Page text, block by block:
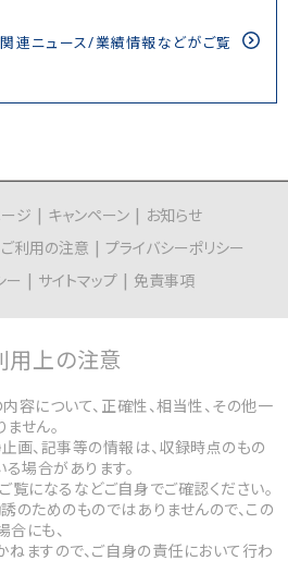
連ニュース/業績情報などがご覧
ジ キャンペーン
お知らせ
ご利用の注意
プライバシーポリシー
ー
サイトマップ 免責事項
用上の注意
容について、正確性、相当性、その他一
せん。
画、記事等の情報は、収録時点のもの
る場合があります。
覧になるなどご自身でご確認ください。
のためのものではありませんので、この
にも、
ますので、ご自身の責任において行わ